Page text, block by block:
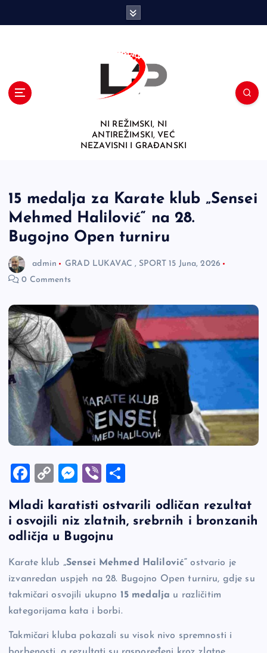
NI REŽIMSKI, NI
ANTIREŽIMSKI, VEĆ
NEZAVISNI I GRAĐANSKI
15 medalja za Karate klub „Sensei
Mehmed Halilović“ na 28.
Bugojno Open turniru
admin GRAD LUKAVAC , SPORT 15 Juna, 2026
0 Comments
F
c
e
b
o
o
k
C
p
y
n
k
M
se
n
g
er
Vi
er ar
e
Mladi karatisti ostvarili odličan rezultat
i osvojili niz zlatnih, srebrnih i bronzanih
odličja u Bugojnu
Karate klub „Sensei Mehmed Halilović“ ostvario je
izvanredan uspjeh na 28. Bugojno Open turniru, gdje su
takmičari osvojili ukupno 15 medalja u različitim
kategorijama kata i borbi.
Takmičari kluba pokazali su visok nivo spremnosti i